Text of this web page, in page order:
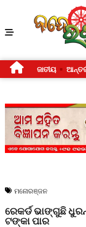
ଜାତୀୟ
ମନୋରଞ୍ଜନ
ରେକର୍ଡ ଭାଙ୍ଗୁଛି
ଟଙ୍କା ପାର